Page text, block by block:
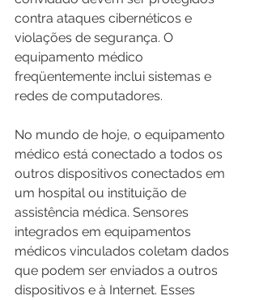
contra ataques cibernéticos e
violações de segurança. O
equipamento médico
freqüentemente inclui sistemas e
redes de computadores.
No mundo de hoje, o equipamento
médico está conectado a todos os
outros dispositivos conectados em
um hospital ou instituição de
assistência médica. Sensores
integrados em equipamentos
médicos vinculados coletam dados
que podem ser enviados a outros
dispositivos e à Internet. Esses